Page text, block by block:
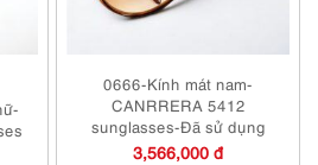
0666-Kính mát nam-
CANRRERA 5412
sunglasses-Đã sử dụng
3,566,000 đ